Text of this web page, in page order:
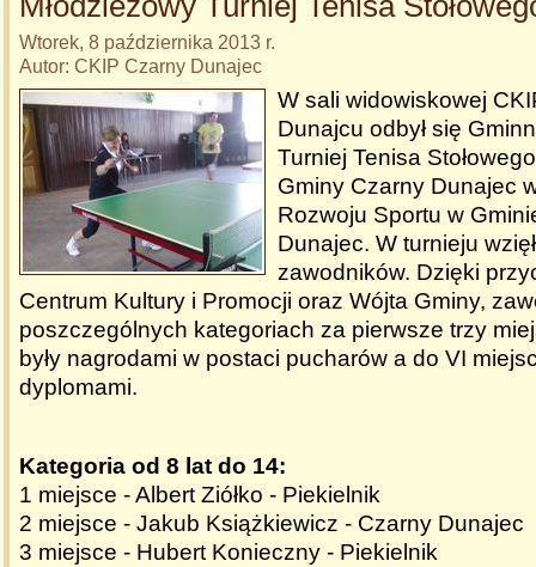
Wtorek, 8 października 2013 r.
Autor: CKIP Czarny Dunajec
W sali widowiskowej
Dunajcu odbył się
Turniej Tenisa
Gminy Czarny Dunajec
Rozwoju Sportu w
Dunajec. W turnieju
zawodników. Dzięki
Centrum Kultury i Promocji oraz Wójta Gminy,
poszczególnych kategoriach za pierwsze trzy
były nagrodami w postaci pucharów a do VI
dyplomami.
Kategoria od 8 lat do 14:
1 miejsce - Albert Ziółko - Piekielnik
2 miejsce - Jakub Książkiewicz - Czarny Dunajec
3 miejsce - Hubert Konieczny - Piekielnik